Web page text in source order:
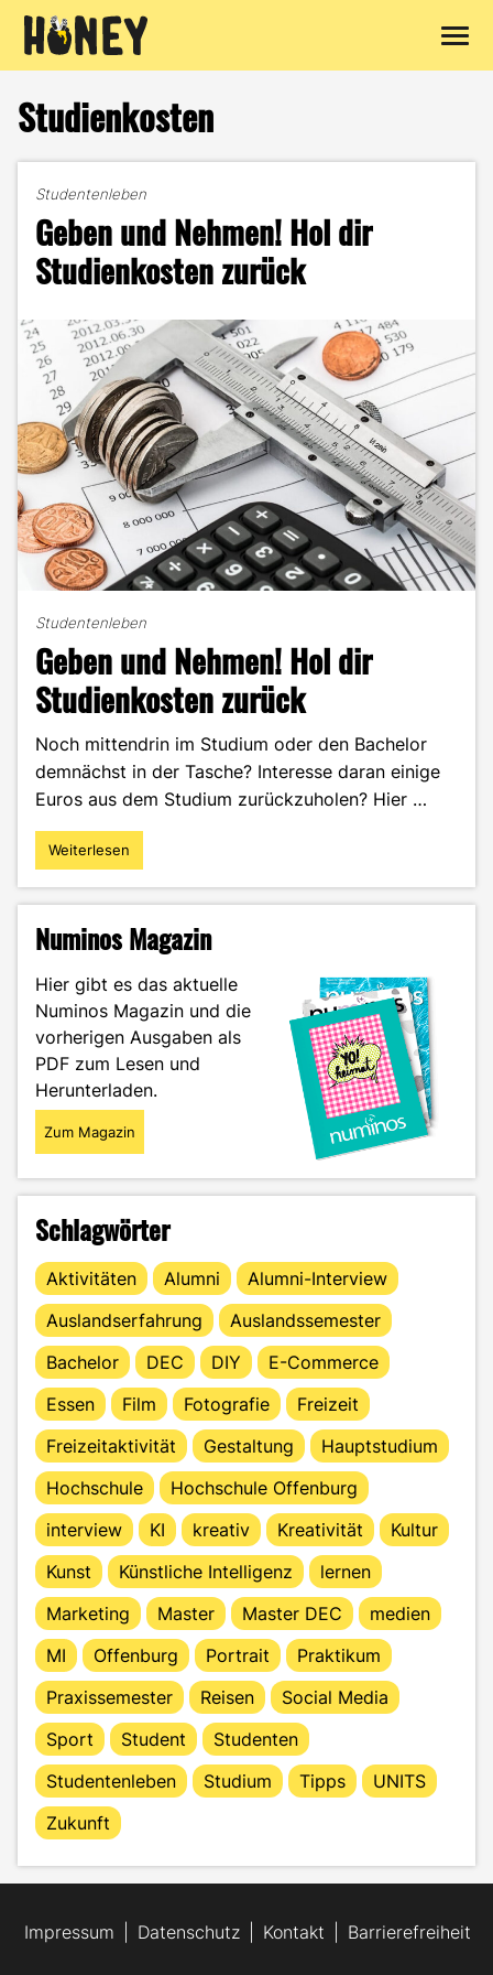
Inhalt
springen
Studienkosten
Studentenleben
Geben und Nehmen! Hol dir
Studienkosten zurück
Studentenleben
Geben und Nehmen! Hol dir
Studienkosten zurück
Noch mittendrin im Studium oder den Bachelor
demnächst in der Tasche? Interesse daran einige
Euros aus dem Studium zurückzuholen? Hier …
"Geben
und
dir
zurück"
Weiterlesen
Numinos Magazin
Hier gibt es das aktuelle
Numinos Magazin und die
vorherigen Ausgaben als
PDF zum Lesen und
Herunterladen.
Zum Magazin
Schlagwörter
Aktivitäten Alumni
Alumni-Interview
Auslandserfahrung
Auslandssemester
Bachelor
DEC DIY
E-Commerce
Essen
Film Fotografie
Freizeit
Freizeitaktivität
Gestaltung
Hauptstudium
Hochschule
Hochschule Offenburg
interview
KI kreativ Kreativität
Kultur
Kunst
Künstliche Intelligenz
lernen
Marketing
Master Master DEC
medien
MI
Offenburg Portrait
Praktikum
Praxissemester
Reisen
Social Media
Sport
Student
Studenten
Studentenleben
Studium Tipps
UNITS
Zukunft
Impressum Datenschutz Kontakt Barrierefreiheit